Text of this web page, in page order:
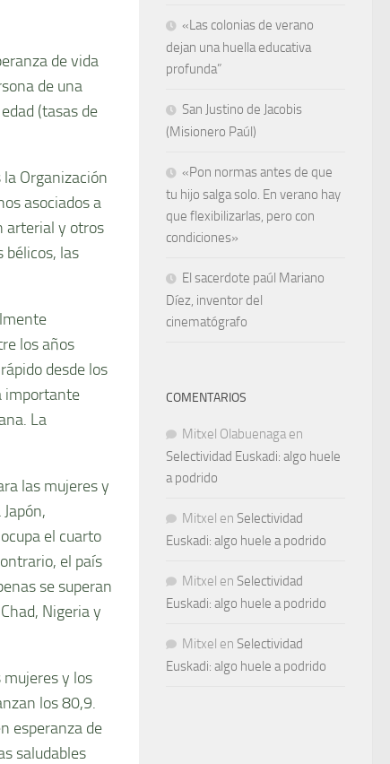
de vida
de una
(tasas de
Organización
asociados a
arterial y otros
bélicos, las
los años
desde los
importante
La
las mujeres y
el cuarto
el país
se superan
Nigeria y
y los
los 80,9.
esperanza de
saludables
«Las colonias de verano
dejan una huella educativa
profunda”
San Justino de Jacobis
(Misionero Paúl)
«Pon normas antes de que
tu hijo salga solo. En verano hay
que flexibilizarlas, pero con
condiciones»
El sacerdote paúl Mariano
Díez, inventor del
cinematógrafo
COMENTARIOS
Mitxel Olabuenaga en
Selectividad Euskadi: algo huele
a podrido
Mitxel en Selectividad
Euskadi: algo huele a podrido
Mitxel en Selectividad
Euskadi: algo huele a podrido
Mitxel en Selectividad
Euskadi: algo huele a podrido